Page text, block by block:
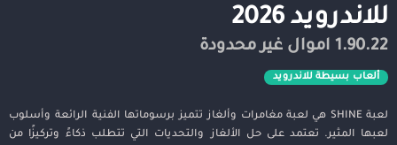
للاندرويد 2026
1.90.22 اموال غير محدودة
ألعاب بسيطة للاندرويد
لعبة SHINE هي لعبة مغامرات وألغاز تتميز برسوماتها الفنية الرائعة وأسلوب
لعبها المثير. تعتمد على حل الألغاز والتحديات التي تتطلب ذكاءً وتركيزًا من